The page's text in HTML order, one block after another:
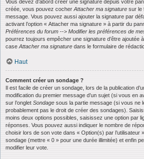
Vous devez d’abord créer une signature depuis votre
créée, vous pouvez cocher Attacher ma signature sur le
message. Vous pouvez aussi ajouter la signature par
activant l’option « Attacher ma signature » à partir du
Préférences du forum --> Modifier les préférences de
pourrez toujours empêcher une signature d’être ajoutée
case Attacher ma signature dans le formulaire de
Haut
Comment créer un sondage ?
Il est facile de créer un sondage, lors de la publication
modification du premier message d’un sujet (si vous en
sur l’onglet Sondage sous la partie message (si vous ne
probablement pas le droit de créer des sondages).
moins deux options possibles, saisissez une option par
réponses. Vous pouvez aussi indiquer le nombre de
choisir lors de son vote dans « Option(s) par l’utilisateur
sondage (mettre « 0 » pour une durée illimitée) et enfin
modifier leur vote.